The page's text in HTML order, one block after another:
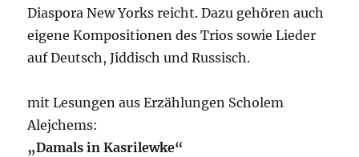
Diaspora New Yorks reicht. Dazu gehören auch
eigene Kompositionen des Trios sowie Lieder
auf Deutsch, Jiddisch und Russisch.
mit Lesungen aus Erzählungen Scholem
Alejchems:
„Damals in Kasrilewke“